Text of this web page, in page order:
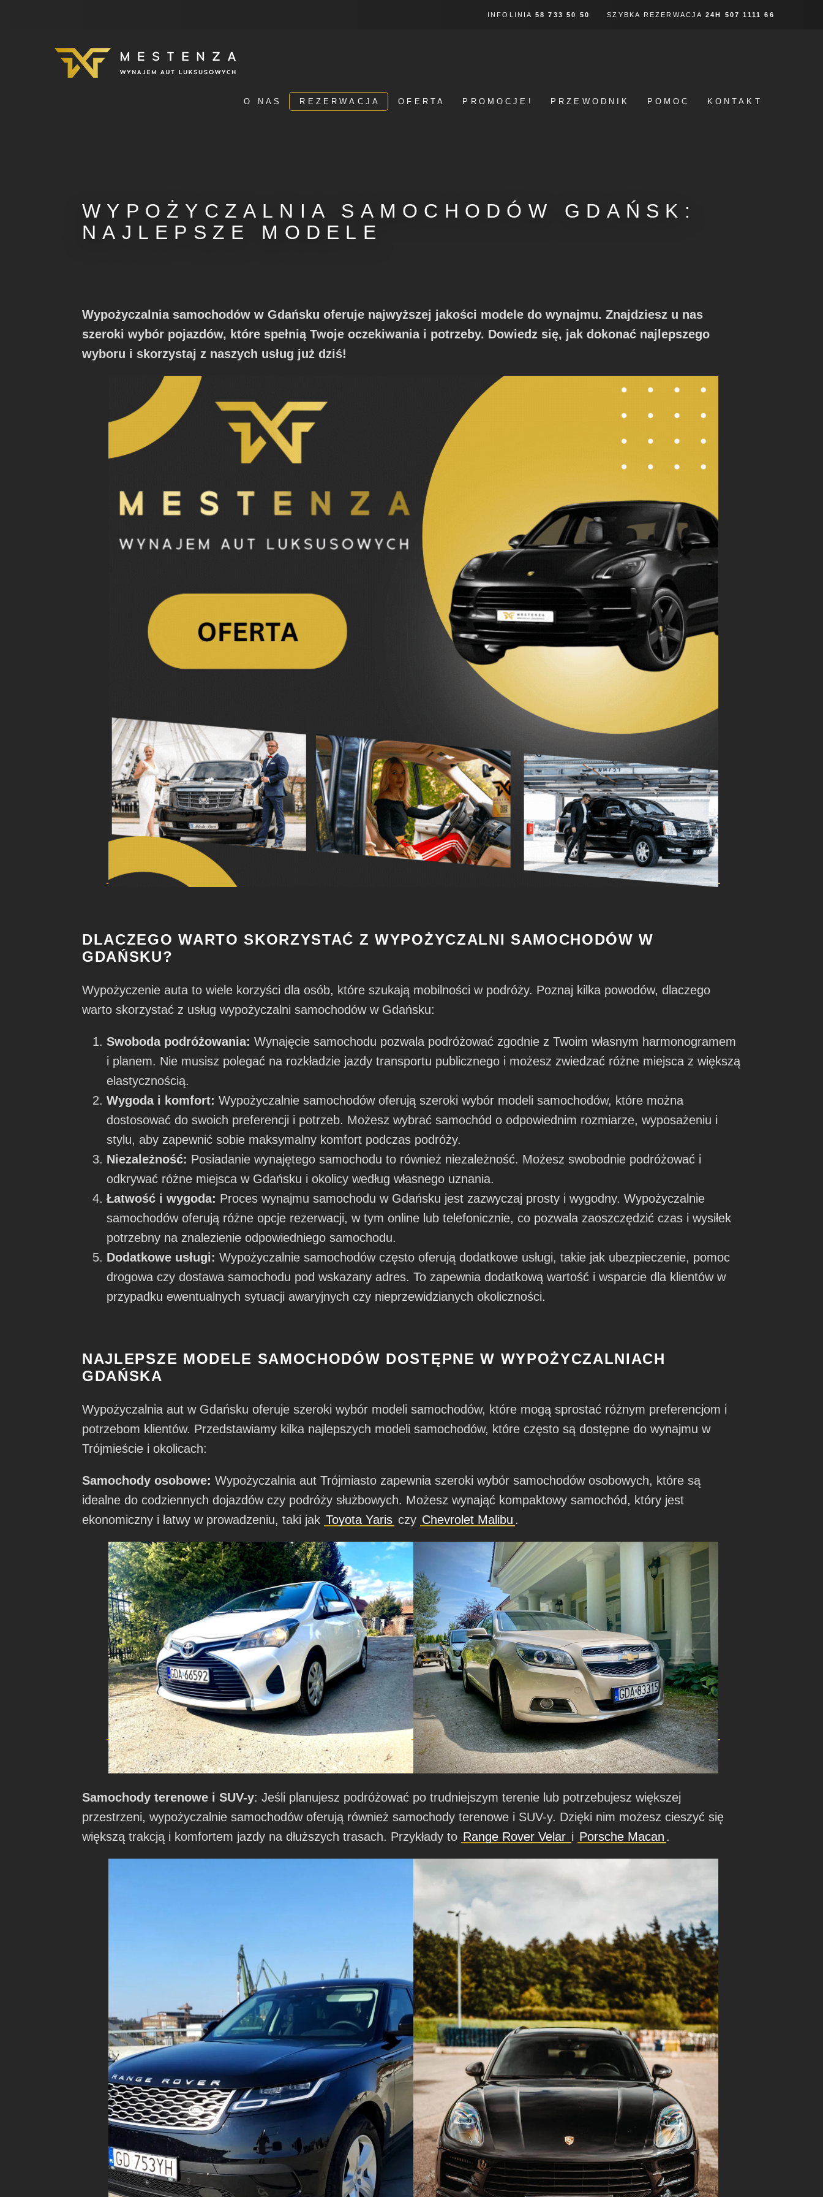
INFOLINIA 58 733 50 50 SZYBKA REZERWACJA 24H 507 1111 66
O NAS REZERWACJA OFERTA PROMOCJE! PRZEWODNIK POMOC KONTAKT
WYPOŻYCZALNIA SAMOCHODÓW GDAŃSK:
NAJLEPSZE MODELE
Wypożyczalnia samochodów w Gdańsku oferuje najwyższej jakości modele do wynajmu. Znajdziesz u nas
szeroki wybór pojazdów, które spełnią Twoje oczekiwania i potrzeby. Dowiedz się, jak dokonać najlepszego
wyboru i skorzystaj z naszych usług już dziś!
DLACZEGO WARTO SKORZYSTAĆ Z WYPOŻYCZALNI SAMOCHODÓW W
GDAŃSKU?
Wypożyczenie auta to wiele korzyści dla osób, które szukają mobilności w podróży. Poznaj kilka powodów, dlaczego
warto skorzystać z usług wypożyczalni samochodów w Gdańsku:
Swoboda podróżowania:Wynajęcie samochodu pozwala podróżować zgodnie z Twoim własnym harmonogramem
i planem. Nie musisz polegać na rozkładzie jazdy transportu publicznego i możesz zwiedzać różne miejsca z większą
elastycznością.
Wygoda i komfort: Wypożyczalnie samochodów oferują szeroki wybór modeli samochodów, które można
dostosować do swoich preferencji i potrzeb. Możesz wybrać samochód o odpowiednim rozmiarze, wyposażeniu i
stylu, aby zapewnić sobie maksymalny komfort podczas podróży.
Niezależność: Posiadanie wynajętego samochodu to również niezależność. Możesz swobodnie podróżować i
odkrywać różne miejsca w Gdańsku i okolicy według własnego uznania.
Łatwość i wygoda: Proces wynajmu samochodu w Gdańsku jest zazwyczaj prosty i wygodny. Wypożyczalnie
samochodów oferują różne opcje rezerwacji, w tym online lub telefonicznie, co pozwala zaoszczędzić czas i wysiłek
potrzebny na znalezienie odpowiedniego samochodu.
Dodatkowe usługi:Wypożyczalnie samochodów często oferują dodatkowe usługi, takie jak ubezpieczenie, pomoc
drogowa czy dostawa samochodu pod wskazany adres. To zapewnia dodatkową wartość i wsparcie dla klientów w
przypadku ewentualnych sytuacji awaryjnych czy nieprzewidzianych okoliczności.
NAJLEPSZE MODELE SAMOCHODÓW DOSTĘPNE W WYPOŻYCZALNIACH
GDAŃSKA
Wypożyczalnia aut w Gdańsku oferuje szeroki wybór modeli samochodów, które mogą sprostać różnym preferencjom i
potrzebom klientów. Przedstawiamy kilka najlepszych modeli samochodów, które często są dostępne do wynajmu w
Trójmieście i okolicach:
Samochody osobowe: Wypożyczalnia aut Trójmiasto zapewnia szeroki wybór samochodów osobowych, które są
idealne do codziennych dojazdów czy podróży służbowych. Możesz wynająć kompaktowy samochód, który jest
ekonomiczny i łatwy w prowadzeniu, taki jak Toyota Yaris czy Chevrolet Malibu .
Samochody terenowe i SUV-y: Jeśli planujesz podróżować po trudniejszym terenie lub potrzebujesz większej
przestrzeni, wypożyczalnie samochodów oferują również samochody terenowe i SUV-y. Dzięki nim możesz cieszyć się
większą trakcją i komfortem jazdy na dłuższych trasach. Przykłady to Range Rover Velar i Porsche Macan .